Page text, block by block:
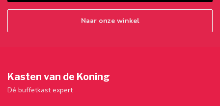
Naar onze winkel
Kasten van de Koning
Dé buffetkast expert